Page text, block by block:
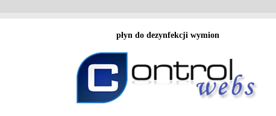
płyn do dezynfekcji wymion